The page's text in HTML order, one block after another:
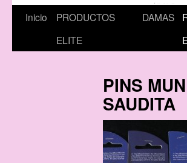
Saltar
Inicio
PRODUCTOS
ELITE
DAMAS
PINS
SAUDITA